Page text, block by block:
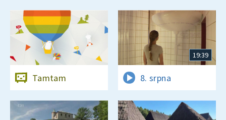
Tamtam
19:39
8. srpna